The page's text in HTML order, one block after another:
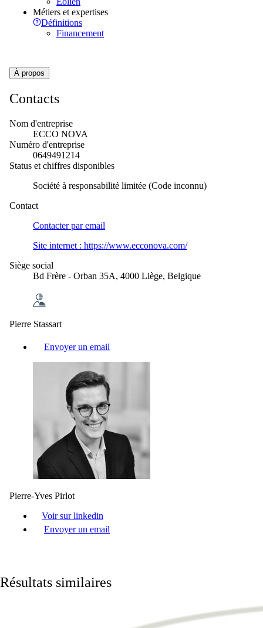
Métiers et expertises
Définitions
Financement
À propos
Contacts
Nom d'entreprise
ECCO NOVA
Numéro d'entreprise
0649491214
Status et chiffres disponibles
Société à responsabilité limitée (Code inconnu)
Contact
Contacter par email
Site internet : https://www.ecconova.com/
Siège social
Bd Frère - Orban 35A, 4000 Liège, Belgique
Pierre Stassart
Envoyer un email
Pierre-Yves Pirlot
Voir sur linkedin
Envoyer un email
Résultats similaires